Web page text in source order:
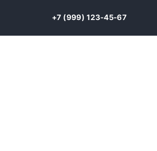
+7 (999) 123-45-67